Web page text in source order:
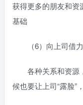
获得更多的朋友和资
基础
（6）向上司借
各种关系和资源
候也要让上司“露脸”